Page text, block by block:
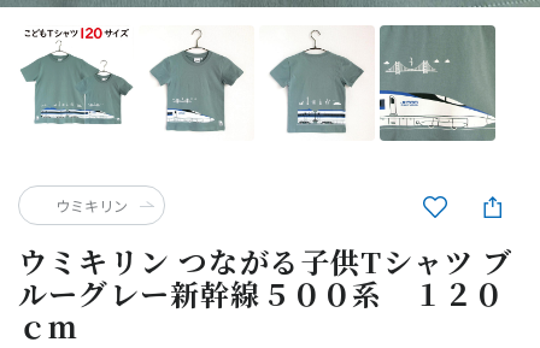
ウミキリン つながる子供Tシャツ ブ
ルーグレー新幹線５００系 １２０
ｃｍ
ウミキリン